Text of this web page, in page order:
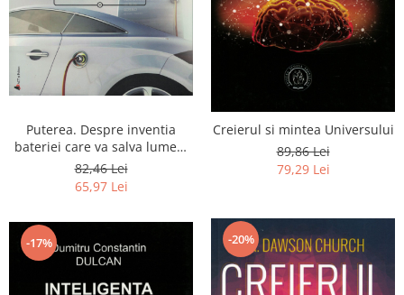
Puterea. Despre inventia
bateriei care va salva lumea.
AUDIOBOOK CD MP3
82,46 Lei
65,97 Lei
Creierul si mintea Universului
89,86 Lei
79,29 Lei
-17% -20%